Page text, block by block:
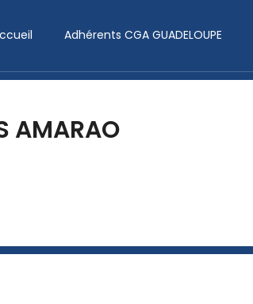
Adhérents CGA GUADELOUPE
AMARAO